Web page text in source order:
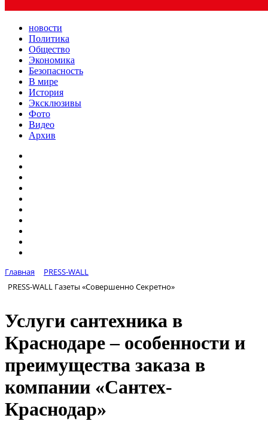
новости
Политика
Общество
Экономика
Безопасность
В мире
История
Эксклюзивы
Фото
Видео
Архив
Главная
PRESS-WALL
PRESS-WALL Газеты «Совершенно Секретно»
Услуги сантехника в
Краснодаре – особенности и
преимущества заказа в
компании «Сантех-
Краснодар»